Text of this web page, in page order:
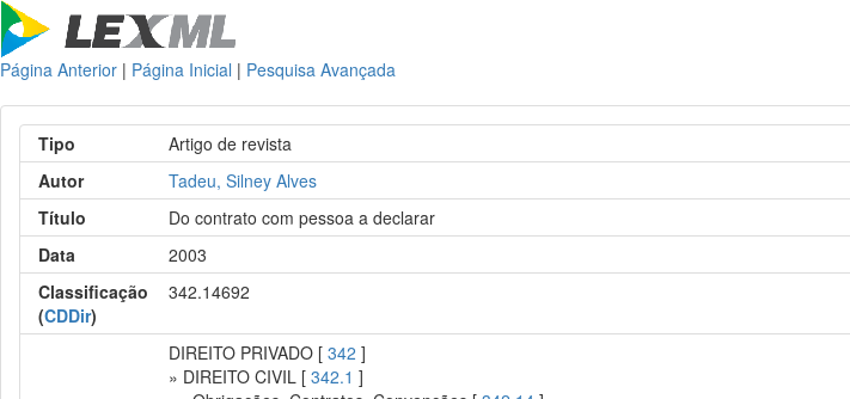
Página Anterior | Página Inicial | Pesquisa Avançada
Tipo
Artigo de revista
Autor
Tadeu, Silney Alves
Título
Do contrato com pessoa a declarar
Data
2003
Classificação
(CDDir)
342.14692
DIREITO PRIVADO [342 ]
» DIREITO CIVIL [342.1 ]